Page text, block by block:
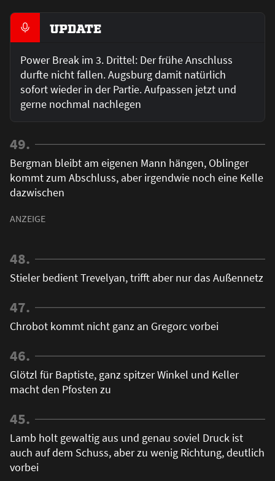
UPDATE
Power Break im 3. Drittel: Der frühe Anschluss
durfte nicht fallen. Augsburg damit natürlich
sofort wieder in der Partie. Aufpassen jetzt und
gerne nochmal nachlegen
49.
Bergman bleibt am eigenen Mann hängen, Oblinger
kommt zum Abschluss, aber irgendwie noch eine Kelle
dazwischen
48.
Stieler bedient Trevelyan, trifft aber nur das Außennetz
47.
Chrobot kommt nicht ganz an Gregorc vorbei
46.
Glötzl für Baptiste, ganz spitzer Winkel und Keller
macht den Pfosten zu
45.
Lamb holt gewaltig aus und genau soviel Druck ist
auch auf dem Schuss, aber zu wenig Richtung, deutlich
vorbei